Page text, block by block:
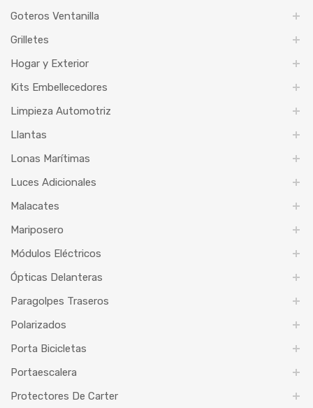
Goteros Ventanilla
Grilletes
Hogar y Exterior
Kits Embellecedores
Limpieza Automotriz
Llantas
Lonas Marítimas
Luces Adicionales
Malacates
Mariposero
Módulos Eléctricos
Ópticas Delanteras
Paragolpes Traseros
Polarizados
Porta Bicicletas
Portaescalera
Protectores De Carter